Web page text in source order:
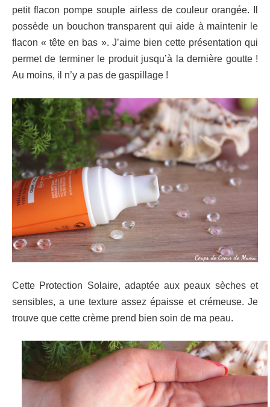
petit flacon pompe souple airless de couleur orangée. Il
possède un bouchon transparent qui aide à maintenir le
flacon « tête en bas ». J’aime bien cette présentation qui
permet de terminer le produit jusqu’à la dernière goutte !
Au moins, il n’y a pas de gaspillage !
Cette Protection Solaire, adaptée aux peaux sèches et
sensibles, a une texture assez épaisse et crémeuse. Je
trouve que cette crème prend bien soin de ma peau.